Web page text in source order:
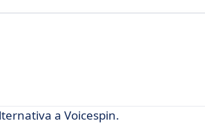
a Voicespin.